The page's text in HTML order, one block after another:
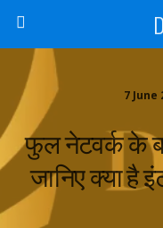
7 June
फुल नेटवर्क के
जानिए क्या